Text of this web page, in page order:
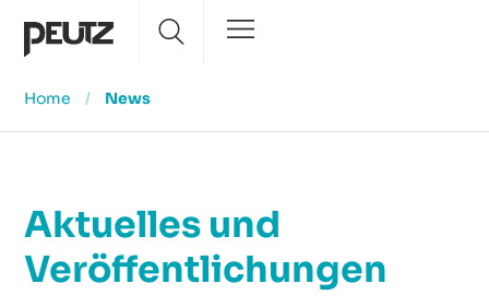
Home / News
Aktuelles und
Veröffentlichungen